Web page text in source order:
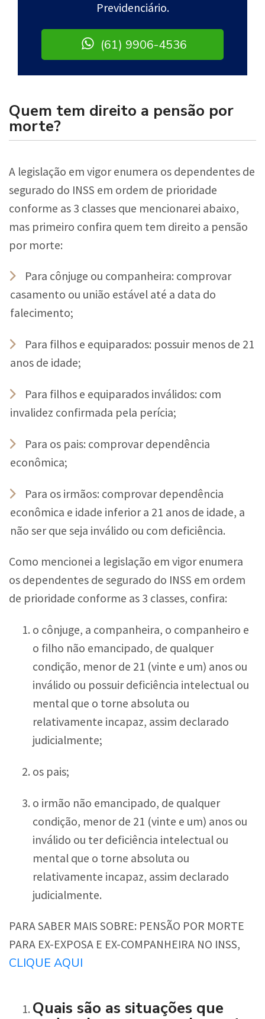
Previdenciário.
(61) 9906-4536
Quem tem direito a pensão por
morte?
A legislação em vigor enumera os dependentes de
segurado do INSS em ordem de prioridade
conforme as 3 classes que mencionarei abaixo,
mas primeiro confira quem tem direito a pensão
por morte:
Para cônjuge ou companheira: comprovar
casamento ou união estável até a data do
falecimento;
Para filhos e equiparados: possuir menos de 21
anos de idade;
Para filhos e equiparados inválidos: com
invalidez confirmada pela perícia;
Para os pais: comprovar dependência
econômica;
Para os irmãos: comprovar dependência
econômica e idade inferior a 21 anos de idade, a
não ser que seja inválido ou com deficiência.
Como mencionei a legislação em vigor enumera
os dependentes de segurado do INSS em ordem
de prioridade conforme as 3 classes, confira:
o cônjuge, a companheira, o companheiro e
o filho não emancipado, de qualquer
condição, menor de 21 (vinte e um) anos ou
inválido ou possuir deficiência intelectual ou
mental que o torne absoluta ou
relativamente incapaz, assim declarado
judicialmente;
os pais;
o irmão não emancipado, de qualquer
condição, menor de 21 (vinte e um) anos ou
inválido ou ter deficiência intelectual ou
mental que o torne absoluta ou
relativamente incapaz, assim declarado
judicialmente.
PARA SABER MAIS SOBRE: PENSÃO POR MORTE
PARA EX-EXPOSA E EX-COMPANHEIRA NO INSS,
CLIQUE AQUI
Quais são as situações que